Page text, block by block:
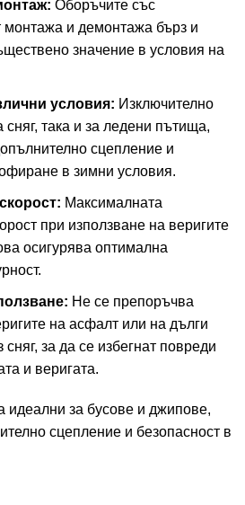
Оборъчите със
монтажа и демонтажа бърз и
значение в условия на
условия: Изключително
сняг, така и за ледени пътища,
сцепление и
в зимни условия.
Максималната
при използване на веригите
осигурява оптимална
Не се препоръчва
на асфалт или на дълги
сняг, за да се избегнат повреди
и веригата.
идеални за бусове и джипове,
сцепление и безопасност в